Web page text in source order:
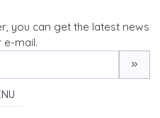
you can get the latest news
e-mail.